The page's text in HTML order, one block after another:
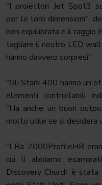
"I proiettori Jet Spot3
per le loro dimensioni",
ben equilibrata e il raggio
tagliare il nostro LED
hanno davvero sorpresi".
"Gli Stark 400 hanno
elementi controllabili
"Ha anche un buon
molto utile se si desidera
"I Ra 2000ProfileHB
cui li abbiamo
Discovery Church è